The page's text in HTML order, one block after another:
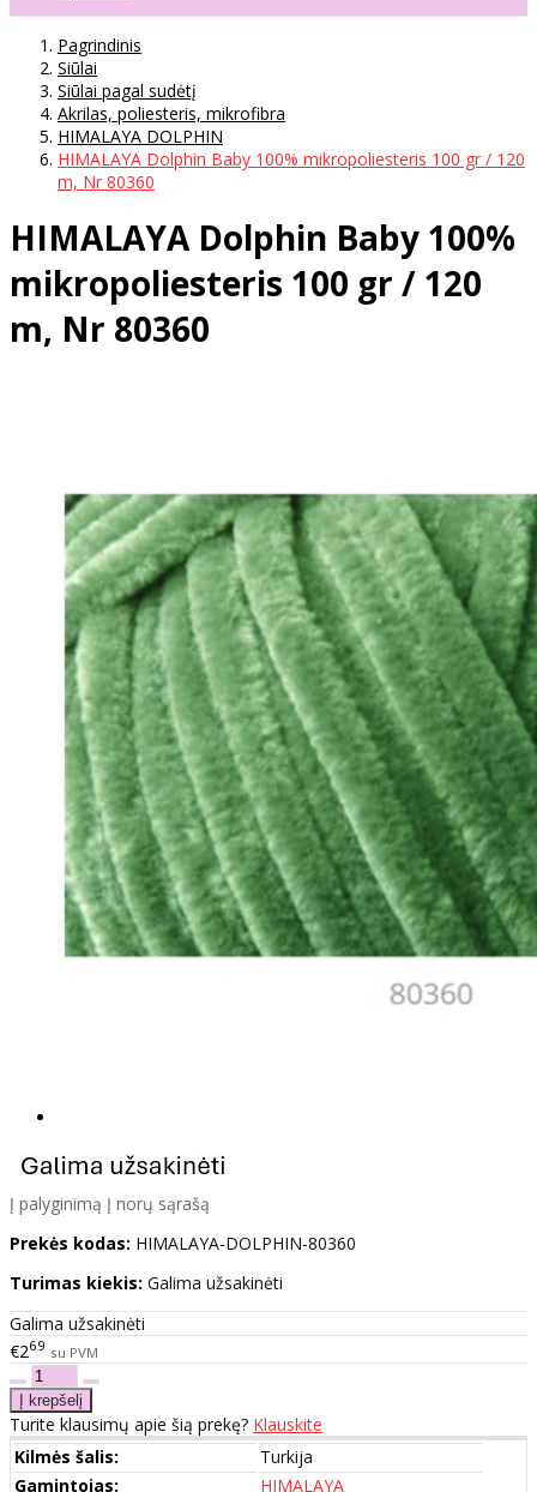
Pagrindinis
Siūlai
Siūlai pagal sudėtį
Akrilas, poliesteris, mikrofibra
HIMALAYA DOLPHIN
HIMALAYA Dolphin Baby 100% mikropoliesteris 100 gr / 120
m, Nr 80360
HIMALAYA Dolphin Baby 100%
mikropoliesteris 100 gr / 120
m, Nr 80360
Į palyginimą Į norų sąrašą
Prekės kodas: HIMALAYA-DOLPHIN-80360
Turimas kiekis: Galima užsakinėti
Galima užsakinėti
€269 su PVM
Turite klausimų apie šią prekę? Klauskite
Kilmės šalis:
Turkija
Gamintojas:
HIMALAYA